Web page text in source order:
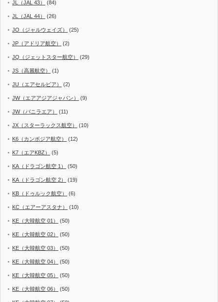
JL（JAL 43） (84)
JL（JAL 44） (26)
JO（ジャルウェイズ） (25)
JP（アドリア航空） (2)
JQ（ジェットスター航空） (29)
JS（高麗航空） (1)
JU（エアセルビア） (2)
JW（エアアジアジャパン） (9)
JW（バニラエア） (11)
JX（スターラックス航空） (10)
K6（カンボジア航空） (12)
K7（エアKBZ） (5)
KA（ドラゴン航空 1） (50)
KA（ドラゴン航空 2） (19)
KB（ドゥルック航空） (6)
KC（エアーアスタナ） (10)
KE（大韓航空 01） (50)
KE（大韓航空 02） (50)
KE（大韓航空 03） (50)
KE（大韓航空 04） (50)
KE（大韓航空 05） (50)
KE（大韓航空 06） (50)